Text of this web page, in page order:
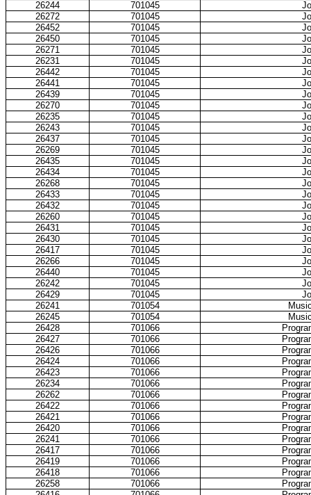
26244
701045
26272
701045
26452
701045
26450
701045
26271
701045
26231
701045
26442
701045
26441
701045
26439
701045
26270
701045
26235
701045
26243
701045
26437
701045
26269
701045
26435
701045
26434
701045
26268
701045
26433
701045
26432
701045
26260
701045
26431
701045
26430
701045
26417
701045
26266
701045
26440
701045
26242
701045
26429
701045
26241
701054
26245
701054
26428
701066
26427
701066
26426
701066
26424
701066
26423
701066
26234
701066
26262
701066
26422
701066
26421
701066
26420
701066
26241
701066
26417
701066
26419
701066
26418
701066
26258
701066